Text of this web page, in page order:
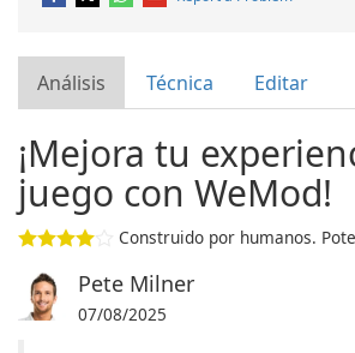
Análisis Técnica Editar
¡Mejora tu
juego con WeMod!
Construido por humanos.
Pete Milner
07/08/2025